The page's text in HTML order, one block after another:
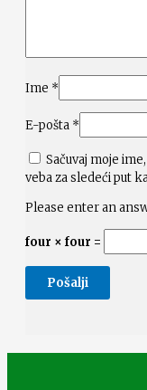
Ime *
E-pošta *
Sačuvaj moje
veba za sledeći put
Please enter an
four × four =